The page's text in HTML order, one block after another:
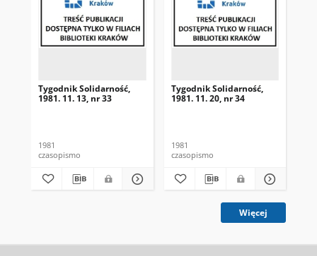
Tygodnik Solidarność,
1981. 11. 13, nr 33
1981
czasopismo
Tygodnik Solidarność,
1981. 11. 20, nr 34
1981
czasopismo
Więcej